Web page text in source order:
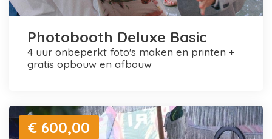
Photobooth Deluxe Basic
4 uur onbeperkt foto's maken en printen +
gratis opbouw en afbouw
€ 600,00